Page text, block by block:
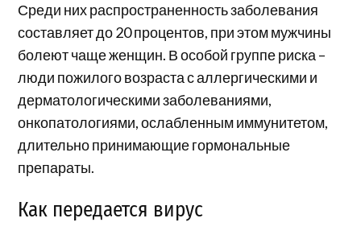
Среди них распространенность заболевания
составляет до 20 процентов, при этом мужчины
болеют чаще женщин. В особой группе риска –
люди пожилого возраста с аллергическими и
дерматологическими заболеваниями,
онкопатологиями, ослабленным иммунитетом,
длительно принимающие гормональные
препараты.
Как передается вирус